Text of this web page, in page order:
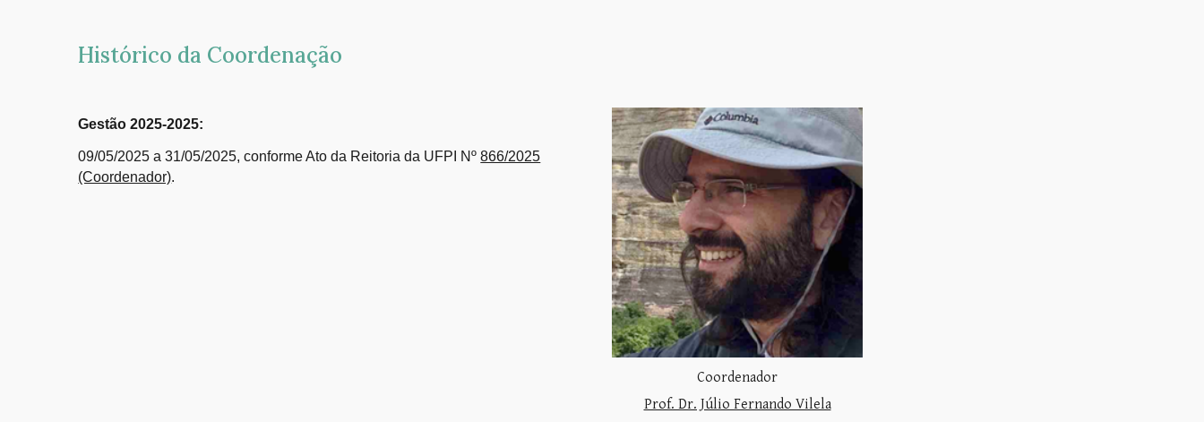
Histórico da Coordenação
Gestão 2025-2025:
09/05/2025 a31/05/2025, conforme Ato da Reitoria da UFPI Nº866/2025
(Coordenador).
Coordenador
Prof. Dr. Júlio Fernando Vilela